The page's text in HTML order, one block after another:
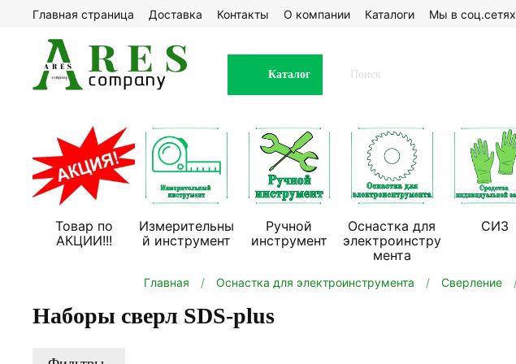
Главная страница Доставка Контакты О компании Каталоги Мы в соц.сетях
Каталог
Товар по
АКЦИИ!!!
Измерительны
й инструмент
Ручной
инструмент
Оснастка для
электроинстру
мента
СИЗ
Главная Оснастка для электроинструмента Сверление
Наборы сверл SDS-plus